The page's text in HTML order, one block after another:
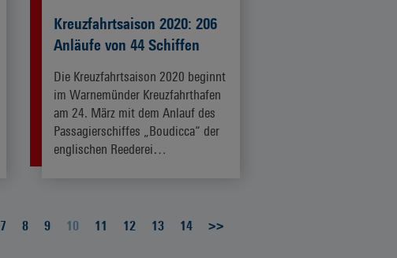
Kreuzfahrtsaison 2020: 206
Anläufe von 44 Schiffen
Die Kreuzfahrtsaison 2020 beginnt
im Warnemünder Kreuzfahrthafen
am 24. März mit dem Anlauf des
Passagierschiffes „Boudicca“ der
englischen Reederei…
7 8 9 10 11 12 13 14 >>